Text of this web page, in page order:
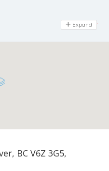
Day Off
Expand
BC V6Z 3G5,